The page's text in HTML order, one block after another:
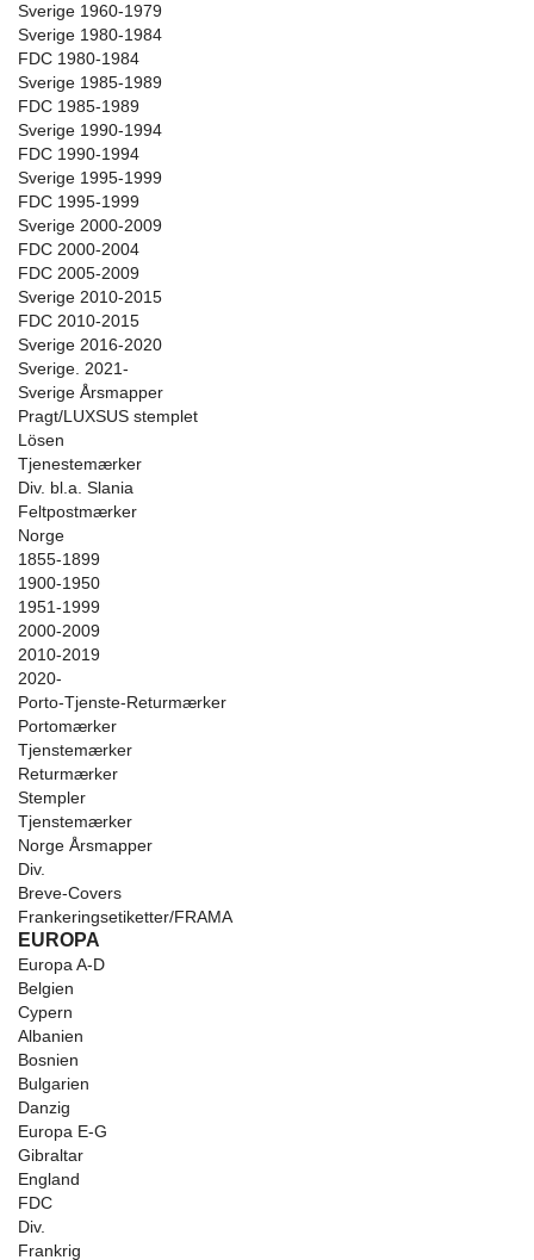
Sverige 1960-1979
Sverige 1980-1984
FDC 1980-1984
Sverige 1985-1989
FDC 1985-1989
Sverige 1990-1994
FDC 1990-1994
Sverige 1995-1999
FDC 1995-1999
Sverige 2000-2009
FDC 2000-2004
FDC 2005-2009
Sverige 2010-2015
FDC 2010-2015
Sverige 2016-2020
Sverige. 2021-
Sverige Årsmapper
Pragt/LUXSUS stemplet
Lösen
Tjenestemærker
Div. bl.a. Slania
Feltpostmærker
Norge
1855-1899
1900-1950
1951-1999
2000-2009
2010-2019
2020-
Porto-Tjenste-Returmærker
Portomærker
Tjenstemærker
Returmærker
Stempler
Tjenstemærker
Norge Årsmapper
Div.
Breve-Covers
Frankeringsetiketter/FRAMA
EUROPA
Europa A-D
Belgien
Cypern
Albanien
Bosnien
Bulgarien
Danzig
Europa E-G
Gibraltar
England
FDC
Div.
Frankrig